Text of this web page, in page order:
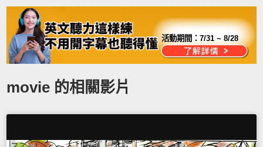
活動期間：7/31 ~ 8/28
movie 的相關影片